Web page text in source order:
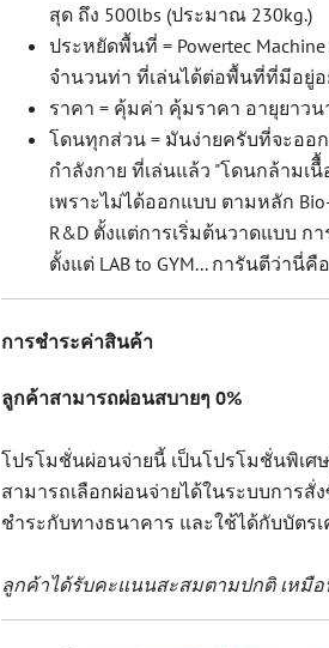
สุด ถึง 500lbs (ประมาณ 230kg.)
ประหยัดพื้นที่ = Powertec
จำนวนท่า ที่เล่นได้ต่อพื้นที่ที่มีอยู่อ
ราคา = คุ้มค่า คุ้มราคา อายุยาว
โดนทุกส่วน = มันง่ายครับที่จะออ
กำลังกาย ที่เล่นแล้ว "โดนกล้ามเ
เพราะไม่ได้ออกแบบ ตามหลัก
R&D ตั้งแต่การเริ่มต้นวาดแบบ ก
ตั้งแต่ LAB to GYM... การันตีว่า
การชำระค่าสินค้า
ลูกค้าสามารถผ่อนสบายๆ 0%
โปรโมชั่นผ่อนจ่ายนี้ เป็นโปรโมชั่นพิเศ
สามารถเลือกผ่อนจ่ายได้ในระบบการสั่
ชำระกับทางธนาคาร และใช้ได้กับบัตร
ลูกค้าได้รับคะแนนสะสมตามปกติ เหมื